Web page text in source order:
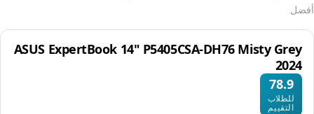
أفضل
ASUS ExpertBook 14" P5405CSA-DH76 Misty Grey
2024
78.9
للطلاب
التقييم